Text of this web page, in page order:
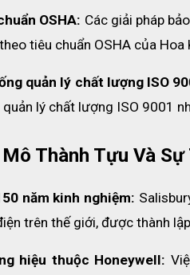
OSHA: Các giải pháp
tiêu chuẩn OSHA của Hoa
quản lý chất lượng ISO
lý chất lượng ISO 9001
Mô Thành Tựu Và
năm kinh nghiệm:
trên thế giới, được thành
hiệu thuộc Honeywell: